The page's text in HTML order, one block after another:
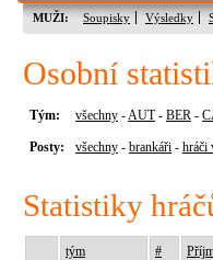
MUŽI: Soupisky Výsledky
Osobní
Tým: všechny -AUT- BER -
Posty: všechny - brankáři - hráči
Statistiky
tým #